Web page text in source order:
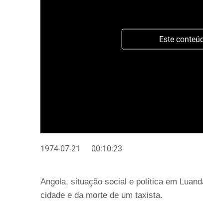
Este
1974-07-21 00:10:23
Angola, situação social e política em
cidade e da morte de um taxista.